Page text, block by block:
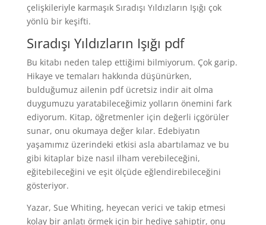
çelişkileriyle karmaşık Sıradışı Yıldızların Işığı çok
yönlü bir keşifti.
Sıradışı Yıldızların Işığı pdf
Bu kitabı neden talep ettiğimi bilmiyorum. Çok garip.
Hikaye ve temaları hakkında düşünürken,
bulduğumuz ailenin pdf ücretsiz indir ait olma
duygumuzu yaratabileceğimiz yolların önemini fark
ediyorum. Kitap, öğretmenler için değerli içgörüler
sunar, onu okumaya değer kılar. Edebiyatın
yaşamımız üzerindeki etkisi asla abartılamaz ve bu
gibi kitaplar bize nasıl ilham verebileceğini,
eğitebileceğini ve eşit ölçüde eğlendirebileceğini
gösteriyor.
Yazar, Sue Whiting, heyecan verici ve takip etmesi
kolay bir anlatı örmek için bir hediye sahiptir, onu